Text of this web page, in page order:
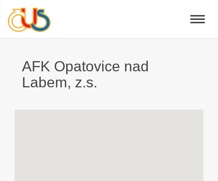
Toggle
AFK Opatovice nad
Labem, z.s.